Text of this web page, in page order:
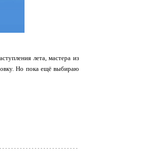
лета, мастера из
Но пока ещё выбираю